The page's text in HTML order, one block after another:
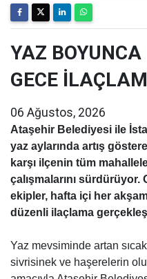
YAZ
GECE
06 Ağustos, 2026
Ataşehir Belediyesi ile
yaz aylarında artış
karşı ilçenin tüm
çalışmalarını
ekipler, hafta içi her
düzenli ilaçlama
Yaz mevsiminde artan
sivrisinek ve haşerelerin